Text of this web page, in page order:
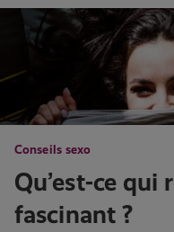
Conseils sexo
Qu’est-ce qui
fascinant ?